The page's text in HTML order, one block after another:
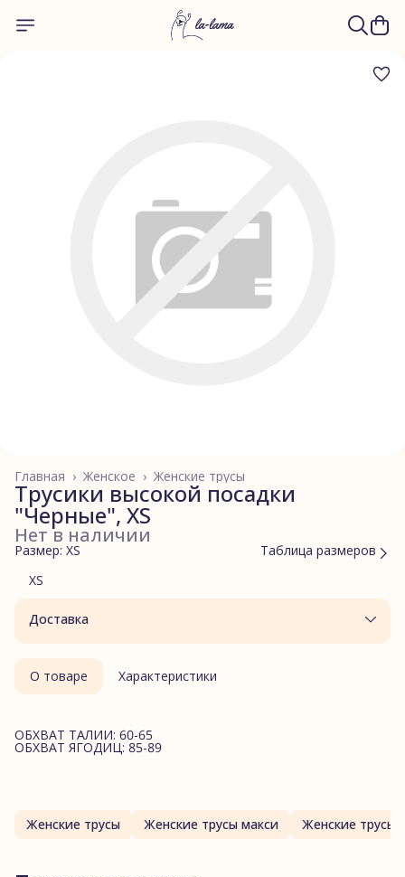
Женские трусы
Женское ›
Главная ›
Трусики высокой посадки
"Черные", XS
Нет в наличии
Размер: XS
Таблица размеров
XS
Доставка
О товаре Характеристики
ОБХВАТ ТАЛИИ: 60-65
ОБХВАТ ЯГОДИЦ: 85-89
Женские трусы Женские трусы макси Женские трусы